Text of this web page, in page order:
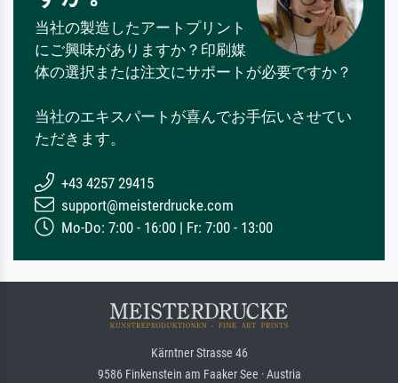
当社の製造したアートプリント
にご興味がありますか？印刷媒
体の選択または注文にサポートが必要ですか？
当社のエキスパートが喜んでお手伝いさせてい
ただきます。
+43 4257 29415
support@meisterdrucke.com
Mo-Do: 7:00 - 16:00 | Fr: 7:00 - 13:00
Kärntner Strasse 46
9586 Finkenstein am Faaker See · Austria